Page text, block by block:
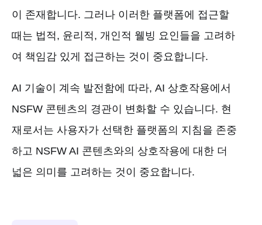
이 존재합니다. 그러나 이러한 플랫폼에 접근할
때는 법적, 윤리적, 개인적 웰빙 요인들을 고려하
여 책임감 있게 접근하는 것이 중요합니다.
AI 기술이 계속 발전함에 따라, AI 상호작용에서
NSFW 콘텐츠의 경관이 변화할 수 있습니다. 현
재로서는 사용자가 선택한 플랫폼의 지침을 존중
하고 NSFW AI 콘텐츠와의 상호작용에 대한 더
넓은 의미를 고려하는 것이 중요합니다.